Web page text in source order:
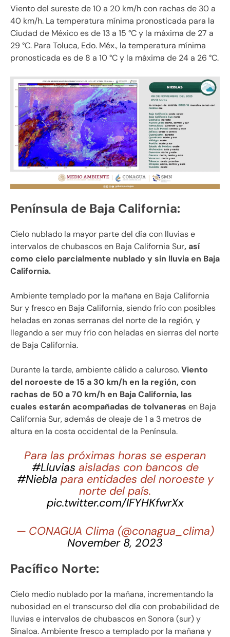
Viento del sureste de 10 a 20 km/h con rachas de 30 a
40 km/h. La temperatura mínima pronosticada para la
Ciudad de México es de 13 a 15 °C y la máxima de 27 a
29 °C. Para Toluca, Edo. Méx., la temperatura mínima
pronosticada es de 8 a 10 °C y la máxima de 24 a 26 °C.
Península de Baja California:
Cielo nublado la mayor parte del día con lluvias e
intervalos de chubascos en Baja California Sur, así
como cielo parcialmente nublado y sin lluvia en Baja
California.
Ambiente templado por la mañana en Baja California
Sur y fresco en Baja California, siendo frío con posibles
heladas en zonas serranas del norte de la región, y
llegando a ser muy frío con heladas en sierras del norte
de Baja California.
Durante la tarde, ambiente cálido a caluroso.Viento
del noroeste de 15 a 30 km/h en la región, con
rachas de 50 a 70 km/h en Baja California, las
cuales estarán acompañadas de tolvaneras en Baja
California Sur, además de oleaje de 1 a 3 metros de
altura en la costa occidental de la Península.
Para las próximas horas se esperan
#Lluvias aisladas con bancos de
#Niebla para entidades del noroeste y
norte del país.
pic.twitter.com/IFYHKfwrXx
— CONAGUA Clima (@conagua_clima)
November 8, 2023
Pacífico Norte:
Cielo medio nublado por la mañana, incrementando la
nubosidad en el transcurso del día con probabilidad de
lluvias e intervalos de chubascos en Sonora (sur) y
Sinaloa. Ambiente fresco a templado por la mañana y